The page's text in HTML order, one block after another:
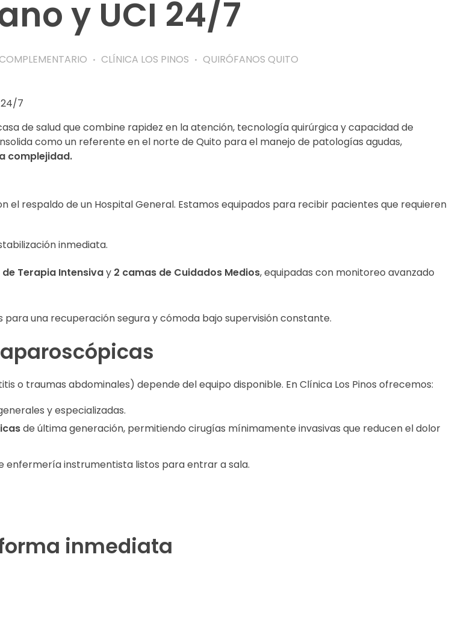
y UCI 24/7
CLÍNICA LOS PINOS QUIRÓFANOS QUITO
7
de salud que combine rapidez en la atención, tecnología quirúrgica y capacidad de
como un referente en el norte de Quito para el manejo de patologías agudas,
complejidad.
respaldo de un Hospital General. Estamos equipados para recibir pacientes que requieren
inmediata.
Terapia Intensivay 2 camas de Cuidados Medios, equipadas con monitoreo avanzado
para una recuperación segura y cómoda bajo supervisión constante.
o traumas abdominales) depende del equipo disponible. En Clínica Los Pinos ofrecemos:
y especializadas.
de última generación, permitiendo cirugías mínimamente invasivas que reducen el dolor
enfermería instrumentista listos para entrar a sala.
inmediata